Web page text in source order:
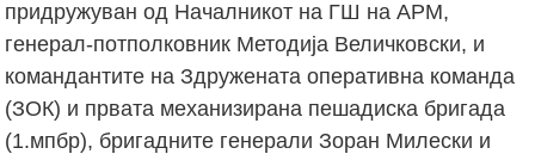
придружуван од Началникот на ГШ на АРМ,
генерал-потполковник Методија Величковски, и
командантите на Здружената оперативна команда
(ЗОК) и првата механизирана пешадиска бригада
(1.мпбр), бригадните генерали Зоран Милески и